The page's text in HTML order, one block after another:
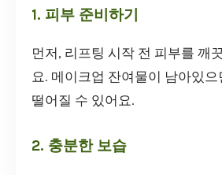
1. 피부 준비하기
먼저, 리프팅 시작 전 피부를 깨
요. 메이크업 잔여물이 남아있
떨어질 수 있어요.
2. 충분한 보습